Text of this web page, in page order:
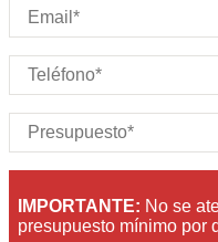
IMPORTANTE: No se
presupuesto mínimo por